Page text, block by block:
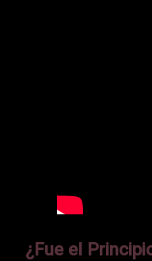
¿Fue el